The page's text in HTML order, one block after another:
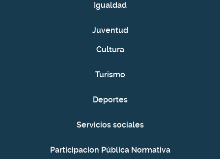
Igualdad
Juventud
Cultura
Turismo
Deportes
Servicios sociales
Participacion Pública Normativa